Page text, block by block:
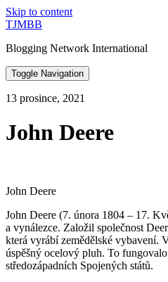
Skip to content
TJMBB
Blogging Network International
Toggle Navigation
13 prosince, 2021
John Deere
John Deere
John Deere (7. února 1804 – 17.
a vynálezce. Založil společnost
která vyrábí zemědělské vybavení.
úspěšný ocelový pluh. To
středozápadních Spojených států.